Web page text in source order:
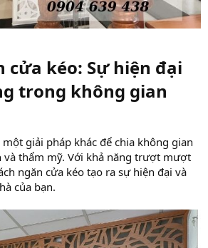
cửa kéo: Sự hiện đại
trong không gian
giải pháp khác để chia không gian
và thẩm mỹ. Với khả năng trượt mượt
ngăn cửa kéo tạo ra sự hiện đại và
của bạn.